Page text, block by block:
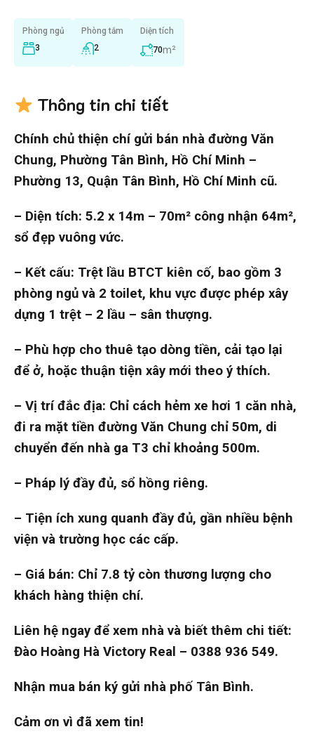
Phòng ngủ
3
Phòng tắm
2
Diện tích
70m²
Thông tin chi tiết
Chính chủ thiện chí gửi bán nhà đường Văn
Chung, Phường Tân Bình, Hồ Chí Minh –
Phường 13, Quận Tân Bình, Hồ Chí Minh cũ.
– Diện tích: 5.2 x 14m – 70m² công nhận 64m²,
sổ đẹp vuông vức.
– Kết cấu: Trệt lầu BTCT kiên cố, bao gồm 3
phòng ngủ và 2 toilet, khu vực được phép xây
dựng 1 trệt – 2 lầu – sân thượng.
– Phù hợp cho thuê tạo dòng tiền, cải tạo lại
để ở, hoặc thuận tiện xây mới theo ý thích.
– Vị trí đắc địa: Chỉ cách hẻm xe hơi 1 căn nhà,
đi ra mặt tiền đường Văn Chung chỉ 50m, di
chuyển đến nhà ga T3 chỉ khoảng 500m.
– Pháp lý đầy đủ, sổ hồng riêng.
– Tiện ích xung quanh đầy đủ, gần nhiều bệnh
viện và trường học các cấp.
– Giá bán: Chỉ 7.8 tỷ còn thương lượng cho
khách hàng thiện chí.
Liên hệ ngay để xem nhà và biết thêm chi tiết:
Đào Hoàng Hà Victory Real – 0388 936 549.
Nhận mua bán ký gửi nhà phố Tân Bình.
Cảm ơn vì đã xem tin!